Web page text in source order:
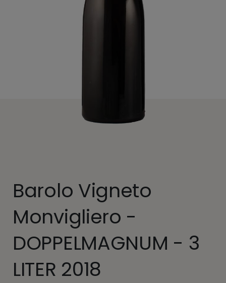
Barolo Vigneto
Monvigliero -
DOPPELMAGNUM - 3
LITER 2018